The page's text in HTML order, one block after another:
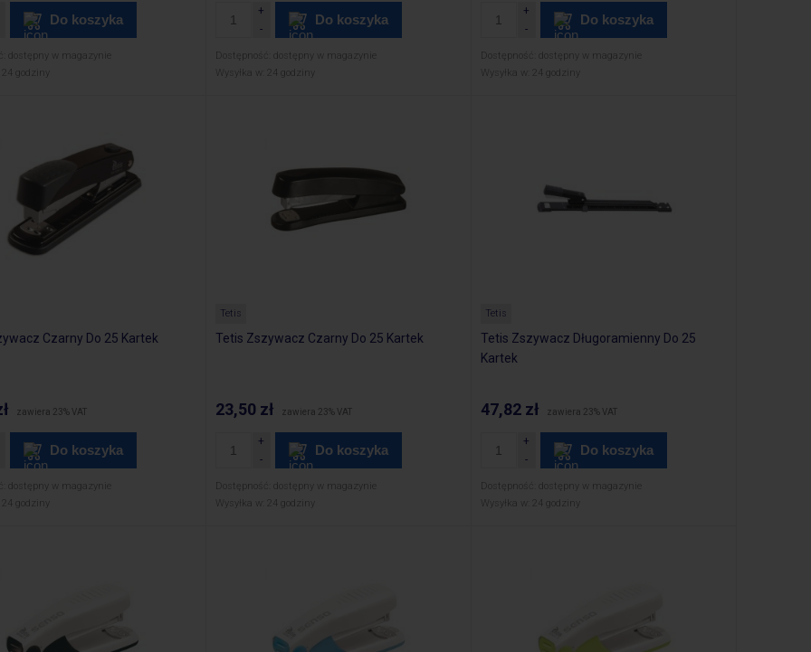
Do koszyka
dostępny w magazynie
24 godziny
Do koszyka
Dostępność:
dostępny w magazynie
Wysyłka w:
24 godziny
Do koszyka
Dostępność:
dostępny w magazynie
Wysyłka w:
24 godziny
Czarny Do 25 Kartek
zawiera 23% VAT
Do koszyka
dostępny w magazynie
24 godziny
Tetis
Tetis Zszywacz Czarny Do 25 Kartek
23,50 zł zawiera 23% VAT
Do koszyka
Dostępność:
dostępny w magazynie
Wysyłka w:
24 godziny
Tetis
Tetis Zszywacz Długoramienny Do 25
Kartek
47,82 zł zawiera 23% VAT
Do koszyka
Dostępność:
dostępny w magazynie
Wysyłka w:
24 godziny